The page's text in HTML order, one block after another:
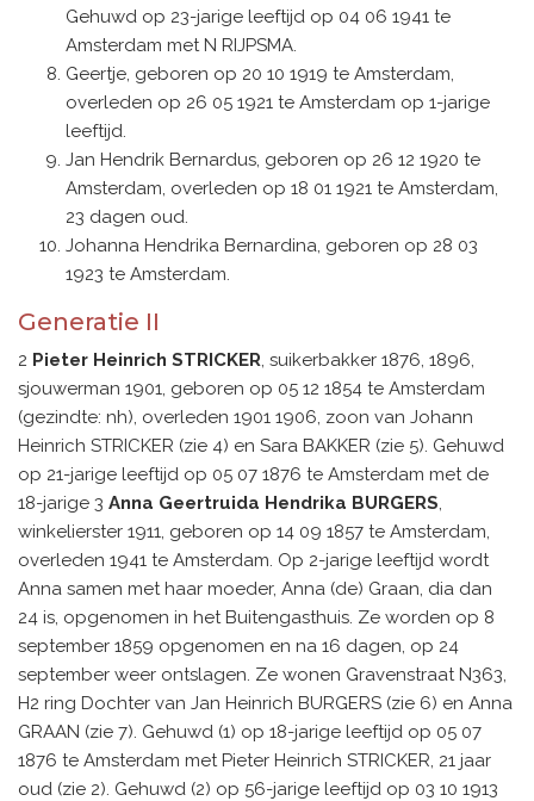
Gehuwd op 23-jarige leeftijd op 04 06 1941 te
Amsterdam met N RIJPSMA.
Geertje, geboren op 20 10 1919 te Amsterdam,
overleden op 26 05 1921 te Amsterdam op 1-jarige
leeftijd.
Jan Hendrik Bernardus, geboren op 26 12 1920 te
Amsterdam, overleden op 18 01 1921 te Amsterdam,
23 dagen oud.
Johanna Hendrika Bernardina, geboren op 28 03
1923 te Amsterdam.
Generatie II
2 Pieter Heinrich STRICKER , suikerbakker 1876, 1896,
sjouwerman 1901, geboren op 05 12 1854 te Amsterdam
(gezindte: nh), overleden 1901 1906, zoon van Johann
Heinrich STRICKER (zie 4) en Sara BAKKER (zie 5). Gehuwd
op 21-jarige leeftijd op 05 07 1876 te Amsterdam met de
18-jarige 3 Anna Geertruida Hendrika BURGERS
winkelierster 1911, geboren op 14 09 1857 te Amsterdam,
overleden 1941 te Amsterdam. Op 2-jarige leeftijd wordt
Anna samen met haar moeder, Anna (de) Graan, dia dan
24 is, opgenomen in het Buitengasthuis. Ze worden op 8
september 1859 opgenomen en na 16 dagen, op 24
september weer ontslagen. Ze wonen Gravenstraat N363,
H2 ring Dochter van Jan Heinrich BURGERS (zie 6) en Anna
GRAAN (zie 7). Gehuwd (1) op 18-jarige leeftijd op 05 07
1876 te Amsterdam met Pieter Heinrich STRICKER, 21 jaar
oud (zie 2). Gehuwd (2) op 56-jarige leeftijd op 03 10 1913